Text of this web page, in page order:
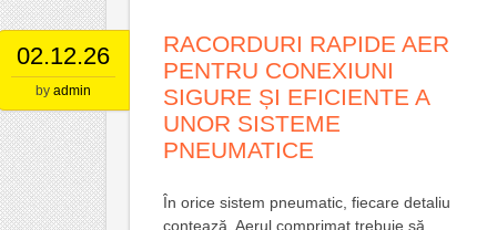
02.12.26
by admin
RACORDURI RAPIDE AER
PENTRU CONEXIUNI
SIGURE ȘI EFICIENTE A
UNOR SISTEME
PNEUMATICE
În orice sistem pneumatic, fiecare detaliu
contează. Aerul comprimat trebuie să